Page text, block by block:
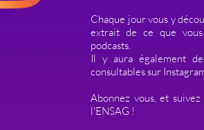
Chaque jour vous y
extrait de ce que
podcasts.
Il y aura également
consultables sur
Abonnez vous, et
l'ENSAG !